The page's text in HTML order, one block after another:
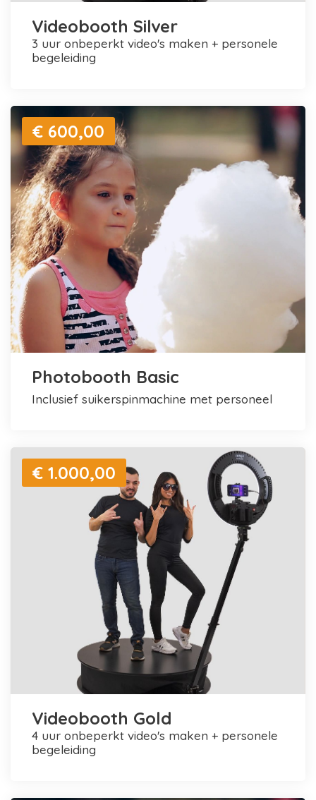
Videobooth Silver
3 uur onbeperkt video's maken + personele
begeleiding
€ 600,00
Photobooth Basic
inclusief suikerspinmachine met personeel
€ 1.000,00
Videobooth Gold
4 uur onbeperkt video's maken + personele
begeleiding